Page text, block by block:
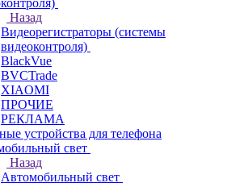
Назад
Видеорегистраторы (системы
видеоконтроля)
BlackVue
BVCTrade
XIAOMI
ПРОЧИЕ
РЕКЛАМА
устройства для телефона
свет
Назад
Автомобильный свет